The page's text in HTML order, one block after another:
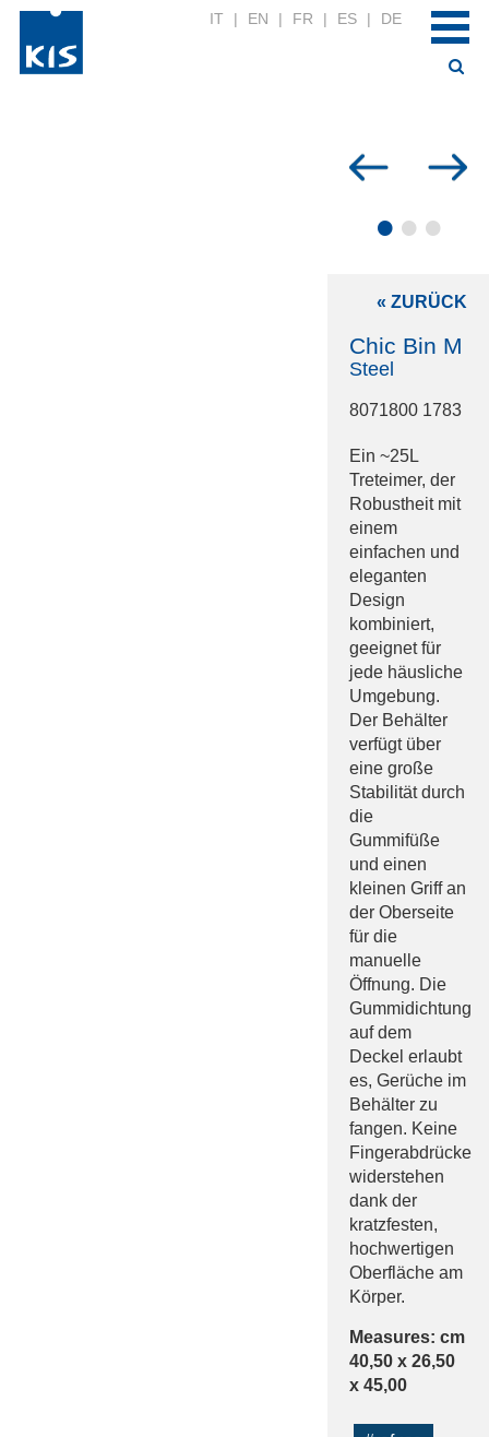
IT | EN | FR | ES | DE
•••
« ZURÜCK
Chic Bin M
Steel
8071800 1783
Ein ~25L
Treteimer, der
Robustheit mit
einem
einfachen und
eleganten
Design
kombiniert,
geeignet für
jede häusliche
Umgebung.
Der Behälter
verfügt über
eine große
Stabilität durch
die
Gummifüße
und einen
kleinen Griff an
der Oberseite
für die
manuelle
Öffnung. Die
Gummidichtung
auf dem
Deckel erlaubt
es, Gerüche im
Behälter zu
fangen. Keine
Fingerabdrücke
widerstehen
dank der
kratzfesten,
hochwertigen
Oberfläche am
Körper.
Measures: cm
40,50 x 26,50
x 45,00